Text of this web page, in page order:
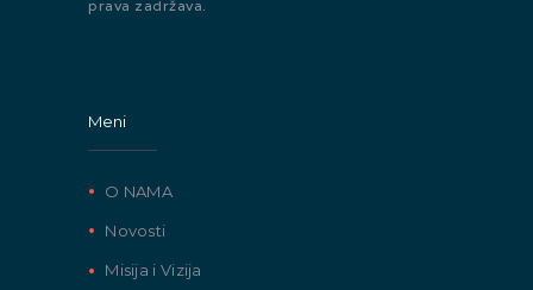
prava zadržava.
Meni
O NAMA
Novosti
Misija i Vizija